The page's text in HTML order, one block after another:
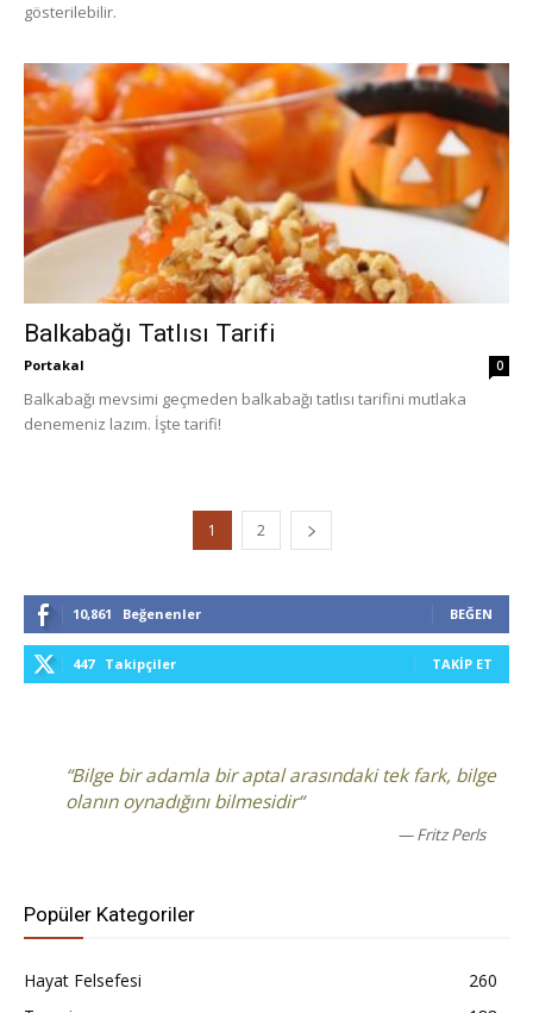
gösterilebilir.
Balkabağı Tatlısı Tarifi
Portakal 0
Balkabağı mevsimi geçmeden balkabağı tatlısı tarifini mutlaka
denemeniz lazım. İşte tarifi!
1 2
10,861 Beğenenler BEĞEN
447 Takipçiler TAKIP ET
“Bilge bir adamla bir aptal arasındaki tek fark, bilge
olanın oynadığını bilmesidir“
— Fritz Perls
Popüler Kategoriler
Hayat Felsefesi
260